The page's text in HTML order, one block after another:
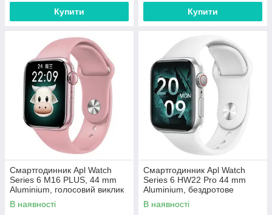
Купити Купити
Смартгодинник Apl Watch
Series 6 M16 PLUS, 44 mm
Aluminium, голосовий виклик
розумний годинник
В наявності
Смартгодинник Apl Watch
Series 6 HW22 Pro 44 mm
Aluminium, бездротове
заряджання розумний
годинник
В наявності